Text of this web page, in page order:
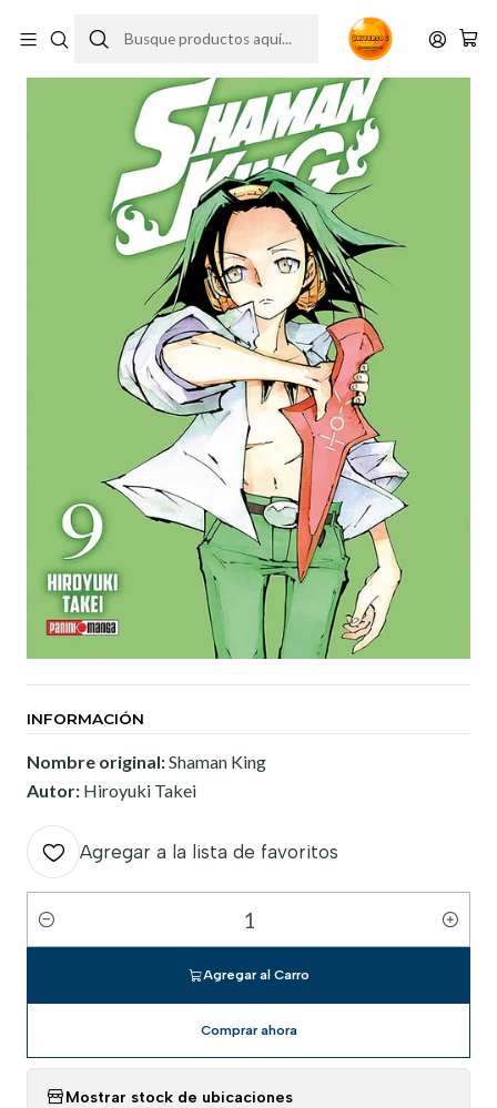
INFORMACIÓN
Nombre original:Shaman King
Autor: Hiroyuki Takei
Agregar a la lista de favoritos
Cantidad
Agregar al Carro
Comprar ahora
Mostrar stock de ubicaciones